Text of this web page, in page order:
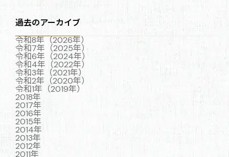
過去のアーカイブ
令和8年（2026年）
令和7年（2025年）
令和6年（2024年）
令和4年（2022年）
令和3年（2021年）
令和2年（2020年）
令和1年（2019年）
2018年
2017年
2016年
2015年
2014年
2013年
2012年
2011年